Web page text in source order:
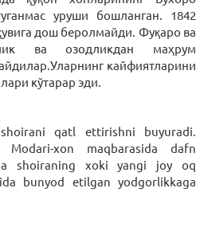
уруши бошланган. 1842
дош беролмайди. Фуқаро ва
ва озодликдан маҳрум
кайфиятларини
кўтарар эди.
qatl ettirishni buyuradi.
xon maqbarasida dafn
shoiraning xoki yangi joy oq
bunyod etilgan yodgorlikkaga